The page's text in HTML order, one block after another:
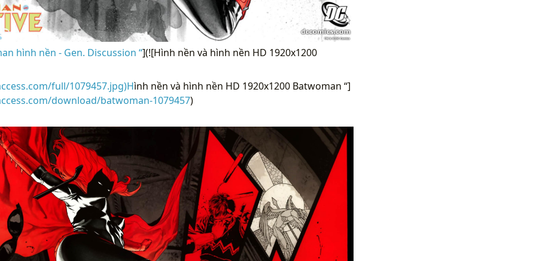
hình nền - Gen. Discussion “](![Hình nền và hình nền HD 1920x1200
full/1079457.jpg)Hình nền và hình nền HD 1920x1200 Batwoman “]
download/batwoman-1079457)